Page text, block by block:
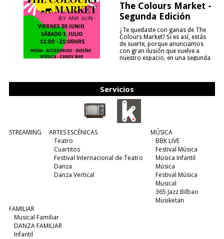
The Colours Market -
Segunda Edición
¿Te quedaste con ganas de The
Colours Market? Si es así, estás
de suerte, porque anunciamos
con gran ilusión que vuelve a
nuestro espacio, en una segunda
Servicios
STREAMING
ARTES ESCÉNICAS
Teatro
Cuartitos
Festival Internacional de Teatro
Danza
Danza Vertical
MÚSICA
BBK LIVE
Festival Música
Música Infantil
Música
Festival Música
Musical
365 Jazz Bilbao
Musiketan
FAMILIAR
Musical Familiar
DANZA FAMILIAR
Infantil